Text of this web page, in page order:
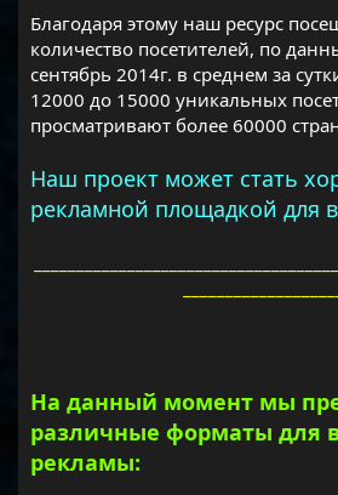
Благодаря этому наш ресурс
количество посетителей, по
сентябрь 2014г. в среднем за
12000 до 15000 уникальных
просматривают более 60000
Наш проект может стать
рекламной площадкой для
На данный момент мы
различные форматы для
рекламы: